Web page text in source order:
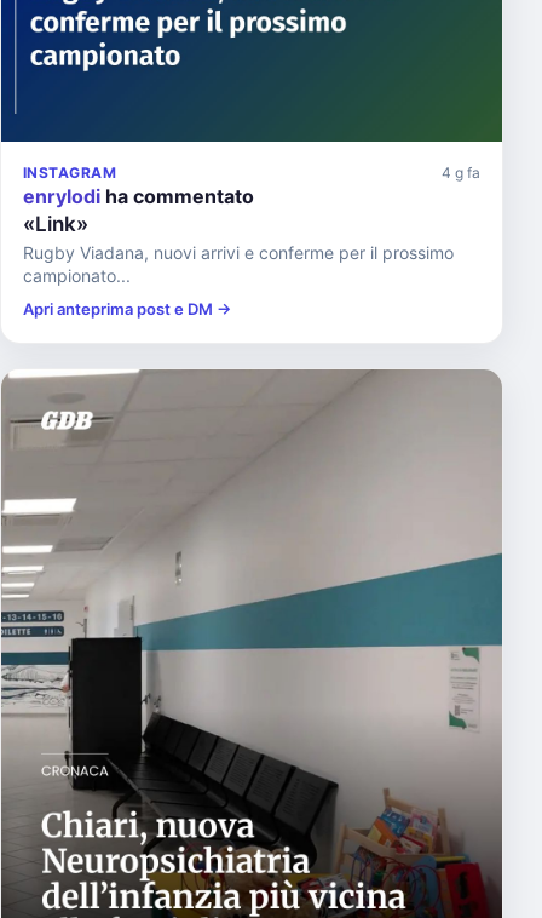
INSTAGRAM 4 g fa
enrylodi ha commentato
«Link»
Rugby Viadana, nuovi arrivi e conferme per il prossimo
campionato...
Apri anteprima post e DM →